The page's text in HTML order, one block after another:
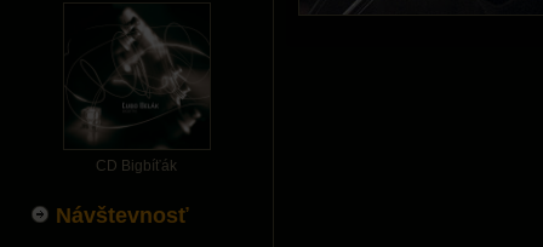
CD Bigbíťák
Návštevnosť